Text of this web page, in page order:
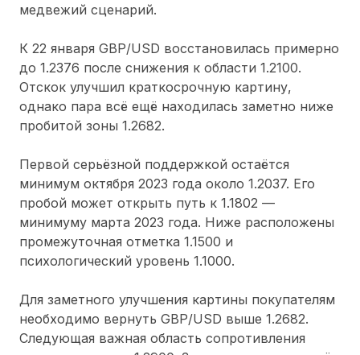
медвежий сценарий.
К 22 января GBP/USD восстановилась примерно
до 1.2376 после снижения к области 1.2100.
Отскок улучшил краткосрочную картину,
однако пара всё ещё находилась заметно ниже
пробитой зоны 1.2682.
Первой серьёзной поддержкой остаётся
минимум октября 2023 года около 1.2037. Его
пробой может открыть путь к 1.1802 —
минимуму марта 2023 года. Ниже расположены
промежуточная отметка 1.1500 и
психологический уровень 1.1000.
Для заметного улучшения картины покупателям
необходимо вернуть GBP/USD выше 1.2682.
Следующая важная область сопротивления